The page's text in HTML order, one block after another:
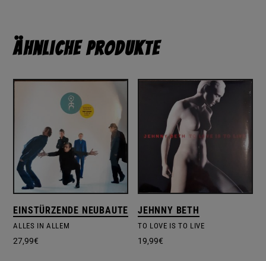
Ähnliche Produkte
EINSTÜRZENDE NEUBAUTEN
ALLES IN ALLEM
27,99€
JEHNNY BETH
TO LOVE IS TO LIVE
19,99€